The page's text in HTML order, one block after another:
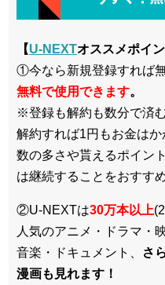
【U-NEXTオススメポイン
①今なら新規登録すれば
無料で使用できます。
※登録も解約も数分で済
解約すれば1円もお金は
数の多さや貰えるポイン
は継続することをおすす
②U-NEXTは30万本以上
人気のアニメ・ドラマ・
音楽・ドキュメント、
さ
漫画も見れます！